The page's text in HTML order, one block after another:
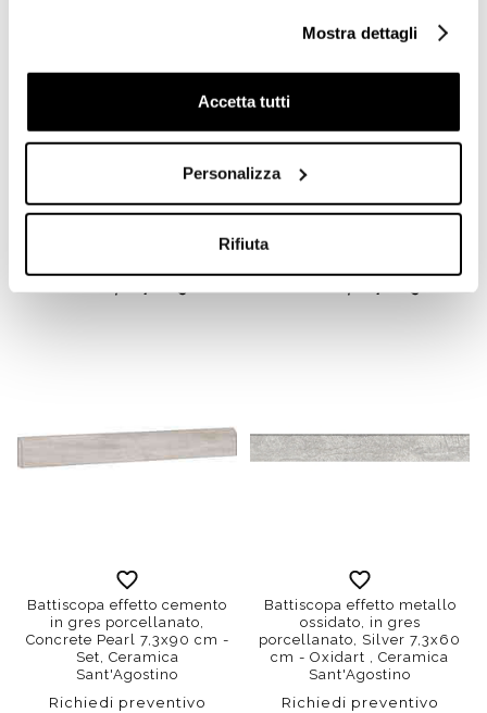
Mostra dettagli
Accetta tutti
Personalizza
Rifiuta
effetto pietra, Queen Stone
Sabbia, 60x120 cm Cotto
Gres porcellanato rettificato
effetto pietra, Queen Stone
Avorio 60x120 cm Cotto
Battiscopa effetto cemento
in gres porcellanato,
Concrete Pearl 7,3x90 cm -
Set, Ceramica
Sant'Agostino
Richiedi preventivo
Battiscopa effetto metallo
ossidato, in gres
porcellanato, Silver 7,3x60
cm - Oxidart , Ceramica
Sant'Agostino
Richiedi preventivo